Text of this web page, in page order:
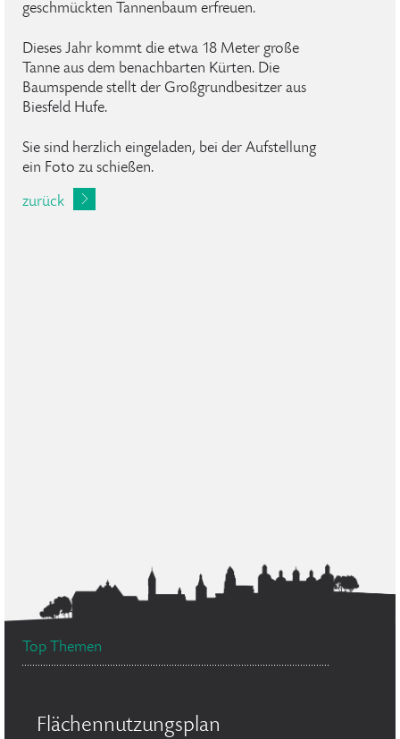
geschmückten Tannenbaum erfreuen.
Dieses Jahr kommt die etwa 18 Meter große
Tanne aus dem benachbarten Kürten. Die
Baumspende stellt der Großgrundbesitzer aus
Biesfeld Hufe.
Sie sind herzlich eingeladen, bei der Aufstellung
ein Foto zu schießen.
zurück
Top Themen
Flächennutzungsplan